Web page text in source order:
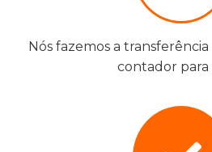
Nós fazemos a
contador para